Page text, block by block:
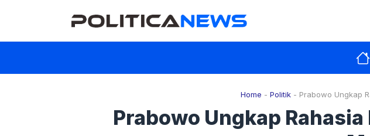
Home - Politik - Prabowo Ungkap
Prabowo Ungkap